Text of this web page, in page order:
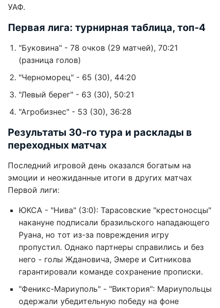
УАФ.
Первая лига: турнирная таблица, топ-4
"Буковина" - 78 очков (29 матчей), 70:21
(разница голов)
"Черноморец" - 65 (30), 44:20
"Левый берег" - 63 (30), 50:21
"Агробизнес" - 53 (30), 36:28
Результаты 30-го тура и расклады в
переходных матчах
Последний игровой день оказался богатым на
эмоции и неожиданные итоги в других матчах
Первой лиги:
ЮКСА - "Нива" (3:0): Тарасовские "крестоносцы"
накануне подписали бразильского нападающего
Руана, но тот из-за повреждения игру
пропустил. Однако партнеры справились и без
него - голы Ждановича, Эмере и Ситникова
гарантировали команде сохранение прописки.
"Феникс-Мариуполь" - "Виктория": Мариупольцы
одержали убедительную победу на фоне